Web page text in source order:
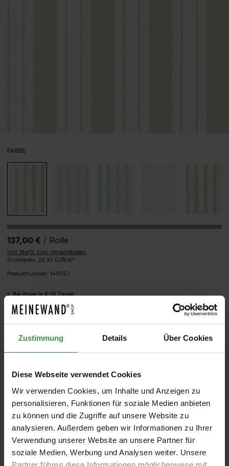
Zustimmung Details Über Cookies
Diese Webseite verwendet Cookies
Wir verwenden Cookies, um Inhalte und Anzeigen zu
personalisieren, Funktionen für soziale Medien anbieten
zu können und die Zugriffe auf unsere Website zu
analysieren. Außerdem geben wir Informationen zu Ihrer
Verwendung unserer Website an unsere Partner für
soziale Medien, Werbung und Analysen weiter. Unsere
FARBE
137,00 € / Rolle
inkl. MwSt. zzgl. Versandkosten
Grundpreis: 26,35 EUR/m²
Produktnummer: 14905.1
Bei Ihnen in 9-12 Tagen
Produkt Anzahl: Gib den gewünschten
IN DEN WARENKORB